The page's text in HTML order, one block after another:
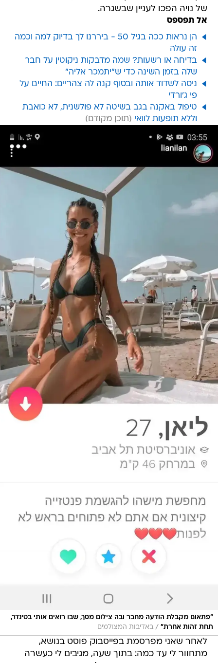
של נויה הפכו לעניין שבשגרה.
אל תפספס
הן נראות ככה בגיל 50 - ביררנו לך בדיוק למה וכמה
זה עולה
בדיחה או רשעות? שמה מדבקות ניקוטין על חבר
שלה בזמן השינה כדי ש"יתמכר אליה"
ניסה לשדוד אותה ובסוף קנה לה צהריים: החיים על
פי ג'ורדי
טיפול באקנה בגב בשיטה לא פולשנית, לא כואבת
וללא תופעות לוואי
"פתאום מקבלת הודעה מחבר ובה צילום מסך, שבו רואים אותי בטינדר,
תחת זהות אחרת" / באדיבות המצולמים
לאחר שאני מפרסמת בפייסבוק פוסט בנושא,
מתחוור לי עד כמה: בתוך שעה, מגיבים לי כעשרה